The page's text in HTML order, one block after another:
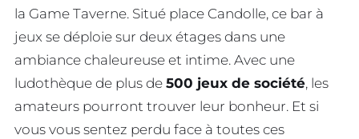
la Game Taverne. Situé place Candolle, ce bar à
jeux se déploie sur deux étages dans une
ambiance chaleureuse et intime. Avec une
ludothèque de plus de 500 jeux de société, les
amateurs pourront trouver leur bonheur. Et si
vous vous sentez perdu face à toutes ces